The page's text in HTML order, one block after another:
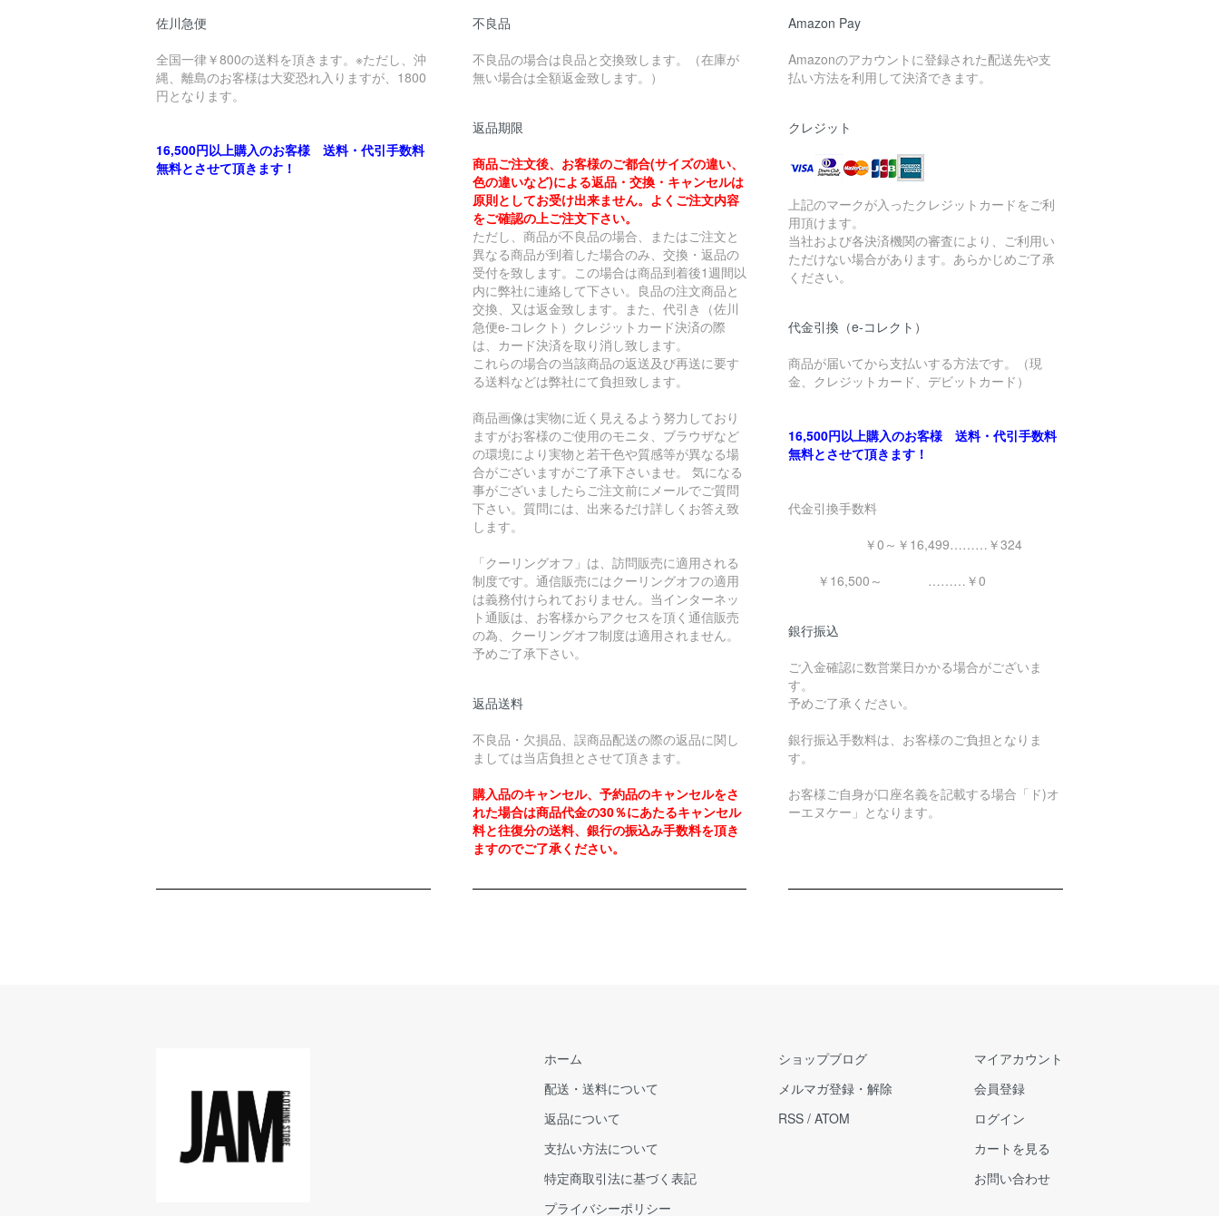
佐川急便
全国一律￥800の送料を頂きます。※ただし、沖
縄、離島のお客様は大変恐れ入りますが、1800
円となります。
16,500円以上購入のお客様 送料・代引手数料
無料とさせて頂きます！
不良品
不良品の場合は良品と交換致します。（在庫が
無い場合は全額返金致します。）
返品期限
商品ご注文後、お客様のご都合(サイズの違い、
色の違いなど)による返品・交換・キャンセルは
原則としてお受け出来ません。よくご注文内容
をご確認の上ご注文下さい。
ただし、商品が不良品の場合、またはご注文と
異なる商品が到着した場合のみ、交換・返品の
受付を致します。この場合は商品到着後1週間以
内に弊社に連絡して下さい。良品の注文商品と
交換、又は返金致します。また、代引き（佐川
急便e-コレクト）クレジットカード決済の際
は、カード決済を取り消し致します。
これらの場合の当該商品の返送及び再送に要す
る送料などは弊社にて負担致します。
商品画像は実物に近く見えるよう努力しており
ますがお客様のご使用のモニタ、ブラウザなど
の環境により実物と若干色や質感等が異なる場
合がございますがご了承下さいませ。 気になる
事がございましたらご注文前にメールでご質問
下さい。質問には、出来るだけ詳しくお答え致
します。
「クーリングオフ」は、訪問販売に適用される
制度です。通信販売にはクーリングオフの適用
は義務付けられておりません。当インターネッ
ト通販は、お客様からアクセスを頂く通信販売
の為、クーリングオフ制度は適用されません。
予めご了承下さい。
返品送料
不良品・欠損品、誤商品配送の際の返品に関し
ましては当店負担とさせて頂きます。
購入品のキャンセル、予約品のキャンセルをさ
れた場合は商品代金の30％にあたるキャンセル
料と往復分の送料、銀行の振込み手数料を頂き
ますのでご了承ください。
Amazon Pay
Amazonのアカウントに登録された配送先や支
払い方法を利用して決済できます。
クレジット
上記のマークが入ったクレジットカードをご利
用頂けます。
当社および各決済機関の審査により、ご利用い
ただけない場合があります。あらかじめご了承
ください。
代金引換（e-コレクト）
商品が届いてから支払いする方法です。（現
金、クレジットカード、デビットカード）
16,500円以上購入のお客様 送料・代引手数料
無料とさせて頂きます！
代金引換手数料
￥0～￥16,499………￥324
￥16,500～ ………￥0
銀行振込
ご入金確認に数営業日かかる場合がございま
す。
予めご了承ください。
銀行振込手数料は、お客様のご負担となりま
す。
お客様ご自身が口座名義を記載する場合「ド)オ
ーエヌケー」となります。
ホーム
配送・送料について
返品について
支払い方法について
特定商取引法に基づく表記
プライバシーポリシー
ショップブログ
メルマガ登録・解除
RSS / ATOM
マイアカウント
会員登録
ログイン
カートを見る
お問い合わせ